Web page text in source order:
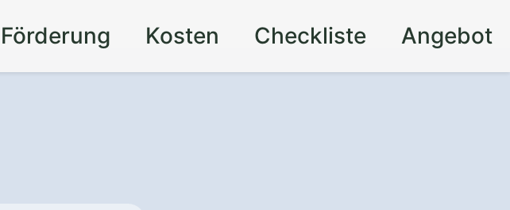
Förderung Kosten Checkliste Angebot